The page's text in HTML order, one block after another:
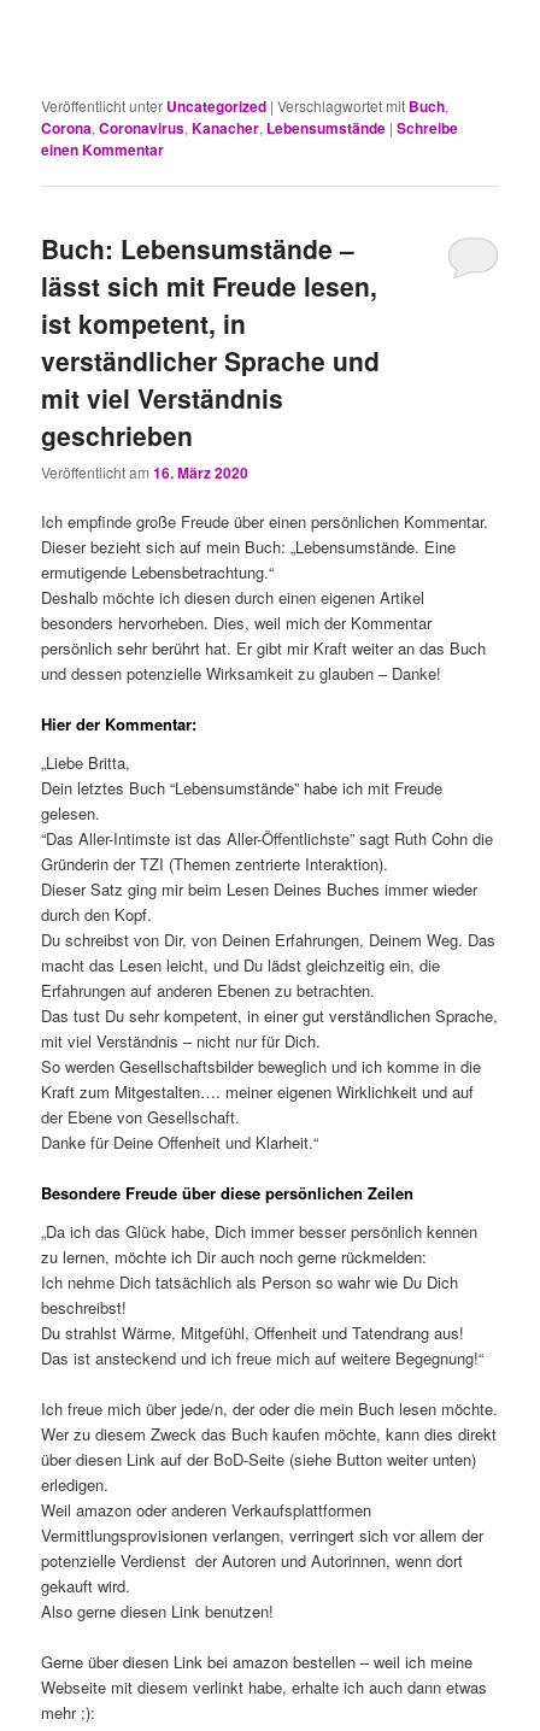
Veröffentlicht unter Uncategorized |Verschlagwortet mit Buch,
Corona,Coronavirus,Kanacher, Lebensumstände |Schreibe
einen Kommentar
Buch: Lebensumstände –
lässt sich mit Freude lesen,
ist kompetent, in
verständlicher Sprache und
mit viel Verständnis
geschrieben
Veröffentlicht am16. März 2020
Ich empfinde große Freude über einen persönlichen Kommentar.
Dieser bezieht sich auf mein Buch: „Lebensumstände. Eine
ermutigende Lebensbetrachtung.“
Deshalb möchte ich diesen durch einen eigenen Artikel
besonders hervorheben. Dies, weil mich der Kommentar
persönlich sehr berührt hat. Er gibt mir Kraft weiter an das Buch
und dessen potenzielle Wirksamkeit zu glauben – Danke!
Hier der Kommentar:
„Liebe Britta,
Dein letztes Buch “Lebensumstände” habe ich mit Freude
gelesen.
“Das Aller-Intimste ist das Aller-Öffentlichste” sagt Ruth Cohn die
Gründerin der TZI (Themen zentrierte Interaktion).
Dieser Satz ging mir beim Lesen Deines Buches immer wieder
durch den Kopf.
Du schreibst von Dir, von Deinen Erfahrungen, Deinem Weg. Das
macht das Lesen leicht, und Du lädst gleichzeitig ein, die
Erfahrungen auf anderen Ebenen zu betrachten.
Das tust Du sehr kompetent, in einer gut verständlichen Sprache,
mit viel Verständnis – nicht nur für Dich.
So werden Gesellschaftsbilder beweglich und ich komme in die
Kraft zum Mitgestalten…. meiner eigenen Wirklichkeit und auf
der Ebene von Gesellschaft.
Danke für Deine Offenheit und Klarheit.“
Besondere Freude über diese persönlichen Zeilen
„Da ich das Glück habe, Dich immer besser persönlich kennen
zu lernen, möchte ich Dir auch noch gerne rückmelden:
Ich nehme Dich tatsächlich als Person so wahr wie Du Dich
beschreibst!
Du strahlst Wärme, Mitgefühl, Offenheit und Tatendrang aus!
Das ist ansteckend und ich freue mich auf weitere Begegnung!“
Ich freue mich über jede/n, der oder die mein Buch lesen möchte.
Wer zu diesem Zweck das Buch kaufen möchte, kann dies direkt
über diesen Link auf der BoD-Seite (siehe Button weiter unten)
erledigen.
Weil amazon oder anderen Verkaufsplattformen
Vermittlungsprovisionen verlangen, verringert sich vor allem der
potenzielle Verdienst der Autoren und Autorinnen, wenn dort
gekauft wird.
Also gerne diesen Link benutzen!
Gerne über diesen Link bei amazon bestellen – weil ich meine
Webseite mit diesem verlinkt habe, erhalte ich auch dann etwas
mehr ;):